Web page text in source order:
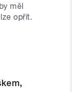
měl
opřít.